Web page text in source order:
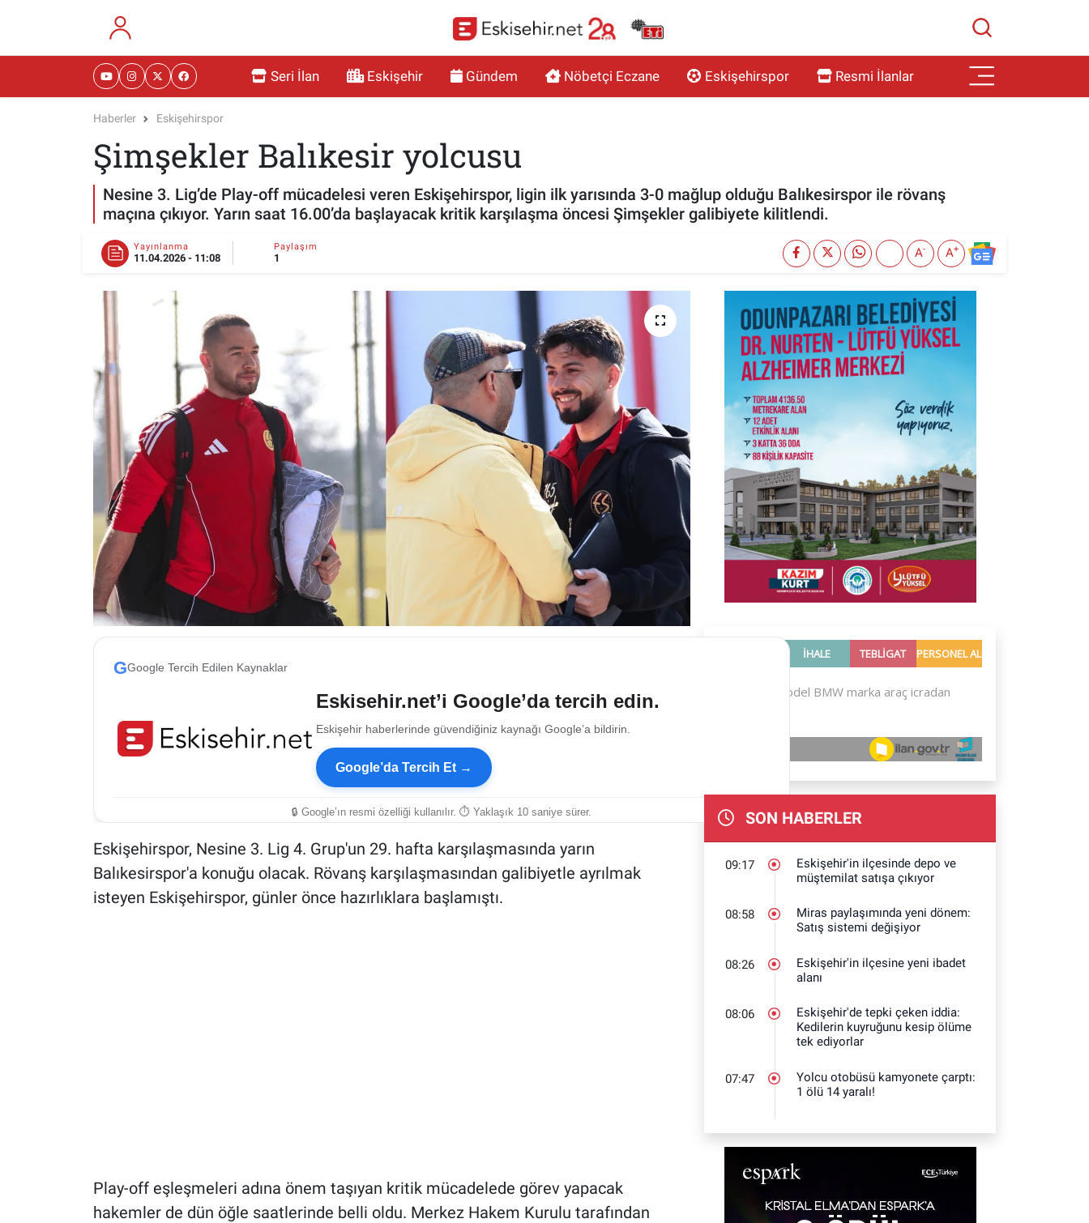
Seri İlan Eskişehir Gündem Nöbetçi Eczane Eskişehirspor Resmi İlanlar
Haberler Eskişehirspor
Şimşekler Balıkesir yolcusu
Nesine 3. Lig’de Play-off mücadelesi veren Eskişehirspor, ligin ilk yarısında 3-0 mağlup olduğu Balıkesirspor ile rövanş
maçına çıkıyor. Yarın saat 16.00’da başlayacak kritik karşılaşma öncesi Şimşekler galibiyete kilitlendi.
Yayınlanma
11.04.2026 - 11:08
Paylaşım
1 A- A+
GGoogle Tercih Edilen Kaynaklar
Eskisehir.net’i Google’da tercih edin.
Eskişehir haberlerinde güvendiğiniz kaynağı Google’a bildirin.
Google’da Tercih Et →
🔒 Google’ın resmi özelliği kullanılır. ⏱ Yaklaşık 10 saniye sürer.
Eskişehirspor, Nesine 3. Lig 4. Grup'un 29. hafta karşılaşmasında yarın
Balıkesirspor'a konuğu olacak. Rövanş karşılaşmasından galibiyetle ayrılmak
isteyen Eskişehirspor, günler önce hazırlıklara başlamıştı.
Play-off eşleşmeleri adına önem taşıyan kritik mücadelede görev yapacak
hakemler de dün öğle saatlerinde belli oldu. Merkez Hakem Kurulu tarafından
SON HABERLER
09:17
Eskişehir'in ilçesinde depo ve
müştemilat satışa çıkıyor
08:58
Miras paylaşımında yeni dönem:
Satış sistemi değişiyor
08:26
Eskişehir'in ilçesine yeni ibadet
alanı
08:06
Eskişehir'de tepki çeken iddia:
Kedilerin kuyruğunu kesip ölüme
tek ediyorlar
07:47
Yolcu otobüsü kamyonete çarptı:
1 ölü 14 yaralı!
RESMİ İLANLAR
SAĞLIK
MAGAZİN
TEKNOLOJİ
ESKİŞEHİR NÖBETÇİ ECZANELER
Eskişehir Haber İçerikleri
Eskişehir Hava Durumu
Eskişehir Tramvay Saatleri
Eskişehir Otobüs Saatleri
Eskişehir Nöbetçi Eczaneler
Eskişehir Namaz Vakitleri
Eskişehir Trafik Yoğunluk Haritası
Süper Lig Puan Durumu ve Fikstür
Tüm Manşetler
Son Dakika Haberleri
Haber Arşivi